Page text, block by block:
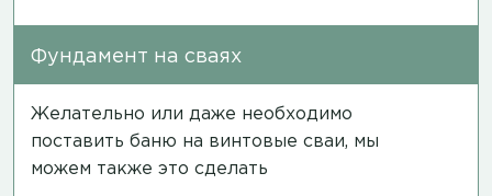
Фундамент на сваях
Желательно или даже необходимо
поставить баню на винтовые сваи, мы
можем также это сделать